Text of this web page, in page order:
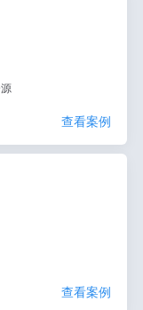
查看案例
查看案例